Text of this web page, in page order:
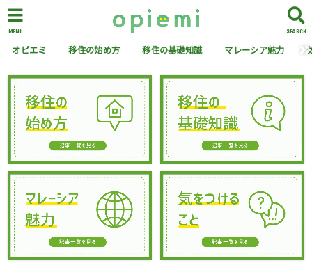
SEARCH
MENU
オピエミ 移住の始め方 移住の基礎知識 マレーシア魅力